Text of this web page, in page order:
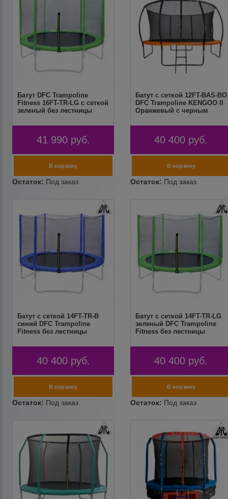
Батут DFC Trampoline
Fitness 16FT-TR-LG с сеткой
зеленый без лестницы
41 990 руб.
Батут с сеткой 12FT-BAS-BO
DFC Trampoline KENGOO II
Оранжевый с черным
40 400 руб.
Батут с сеткой 14FT-TR-B
синий DFC Trampoline
Fitness без лестницы
40 400 руб.
Батут с сеткой 14FT-TR-LG
зеленый DFC Trampoline
Fitness без лестницы
40 400 руб.